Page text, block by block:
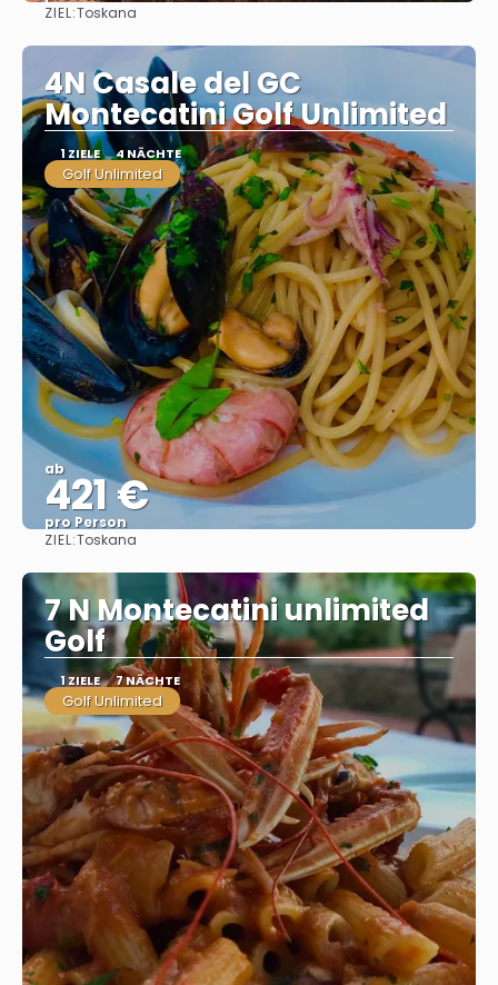
ZIEL:Toskana
4N Casale del GC
Montecatini Golf Unlimited
1 ZIELE 4 NÄCHTE
Golf Unlimited
ab
421 €
pro Person
ZIEL:Toskana
7 N Montecatini unlimited
Golf
1 ZIELE 7 NÄCHTE
Golf Unlimited